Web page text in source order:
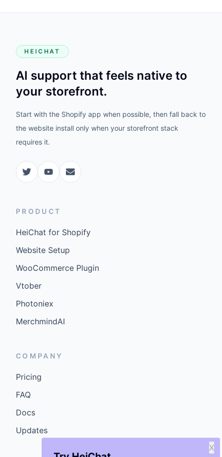
X
HEICHAT
AI support that feels native to
your storefront.
Start with the Shopify app when possible, then fall back to
the website install only when your storefront stack
requires it.
PRODUCT
HeiChat for Shopify
Website Setup
WooCommerce Plugin
Vtober
Photoniex
MerchmindAI
COMPANY
Pricing
FAQ
Docs
Updates